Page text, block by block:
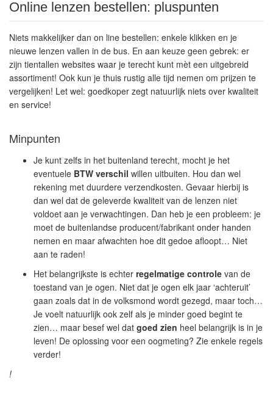
Online lenzen bestellen: pluspunten
Niets makkelijker dan on line bestellen: enkele klikken en je
nieuwe lenzen vallen in de bus. En aan keuze geen gebrek: er
zijn tientallen websites waar je terecht kunt mèt een uitgebreid
assortiment! Ook kun je thuis rustig alle tijd nemen om prijzen te
vergelijken! Let wel: goedkoper zegt natuurlijk niets over kwaliteit
en service!
Minpunten
Je kunt zelfs in het buitenland terecht, mocht je het
eventuele BTW verschil willen uitbuiten. Hou dan wel
rekening met duurdere verzendkosten. Gevaar hierbij is
dan wel dat de geleverde kwaliteit van de lenzen niet
voldoet aan je verwachtingen. Dan heb je een probleem: je
moet de buitenlandse producent/fabrikant onder handen
nemen en maar afwachten hoe dit gedoe afloopt… Niet
aan te raden!
Het belangrijkste is echter regelmatige controle van de
toestand van je ogen. Niet dat je ogen elk jaar ‘achteruit’
gaan zoals dat in de volksmond wordt gezegd, maar toch…
Je voelt natuurlijk ook zelf als je minder goed begint te
zien… maar besef wel dat goed zien heel belangrijk is in je
leven! De oplossing voor een oogmeting? Zie enkele regels
verder!
!